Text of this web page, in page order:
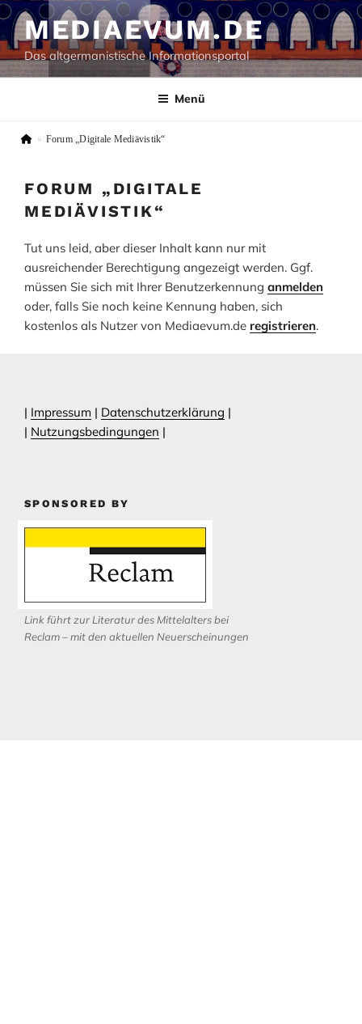
Zum
Inhalt
springen
MEDIAEVUM.DE
Das altgermanistische Informationsportal
Menü
» Forum „Digitale Mediävistik“
FORUM „DIGITALE
MEDIÄVISTIK“
Tut uns leid, aber dieser Inhalt kann nur mit
ausreichender Berechtigung angezeigt werden. Ggf.
müssen Sie sich mit Ihrer Benutzerkennung anmelden
oder, falls Sie noch keine Kennung haben, sich
kostenlos als Nutzer von Mediaevum.de registrieren.
| Impressum | Datenschutzerklärung |
| Nutzungsbedingungen |
SPONSORED BY
Link führt zur Literatur des Mittelalters bei
Reclam – mit den aktuellen Neuerscheinungen